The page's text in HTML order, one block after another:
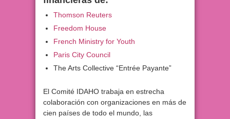
Thomson Reuters
Freedom House
French Ministry for Youth
Paris City Council
The Arts Collective “Entrée Payante”
El Comité IDAHO trabaja en estrecha
colaboración con organizaciones en más de
cien países de todo el mundo, las